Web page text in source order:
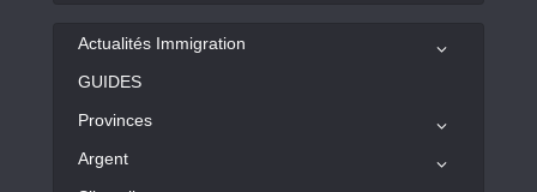
Actualités Immigration
GUIDES
Provinces
Argent